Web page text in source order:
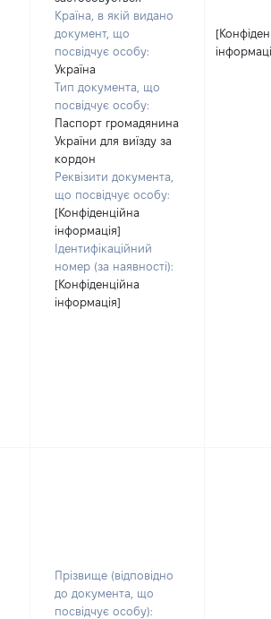
Країна, в якій видано
документ, що
посвідчує особу:
Україна
Тип документа, що
посвідчує особу:
Паспорт громадянина
України для виїзду за
кордон
Реквізити документа,
що посвідчує особу:
[Конфіденційна
інформація]
Ідентифікаційний
номер (за наявності):
[Конфіденційна
інформація]
Прізвище (відповідно
до документа, що
посвідчує особу):